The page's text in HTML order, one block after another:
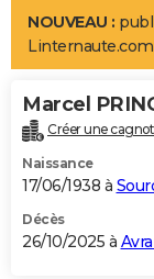
LIFESTYLE
Art de vivre
Bien-être
Loisirs
Mode
Modes de vie
Alimentation
Guide de la santé
Maladies
Médicaments
Sommeil
VOYAGE
Destinations
City break
Voyage nature
Voyage de noces
Forum
Climat
+PHOTO
GUIDES D'ACHAT
BONS PLANS
NOUVEAU :
Linternaute.com
Marcel
Créer une
Naissance
17/06/1938 à
Décès
26/10/2025 à